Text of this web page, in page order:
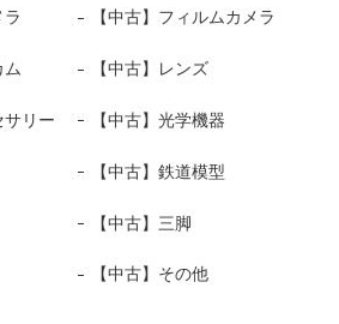
ラ 【中古】フィルムカメラ
ム 【中古】レンズ
サリー 【中古】光学機器
【中古】鉄道模型
【中古】三脚
【中古】その他